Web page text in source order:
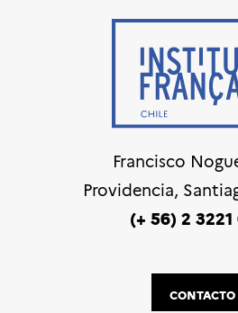
Francisco
Providencia,
(+ 56) 2 3221
CONTACTO